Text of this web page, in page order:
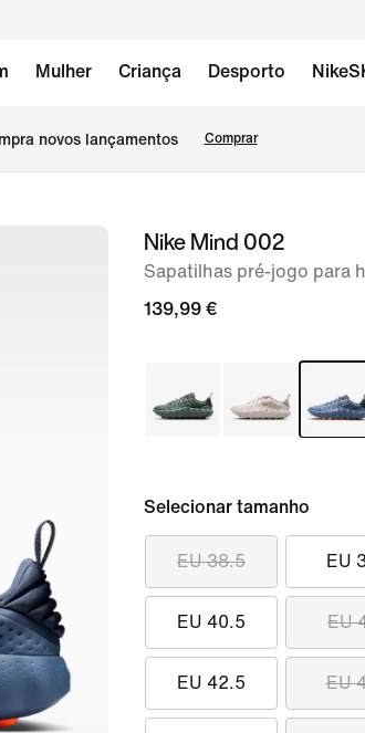
Mulher Criança Desporto
novos lançamentos Comprar
imagemNike Mind 002
Sapatilhas pré-jogo para
139,99 €
Selecionar tamanho
EU 38.5 EU
EU 40.5 EU
EU 42.5 EU